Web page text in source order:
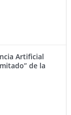
Artificial
de la